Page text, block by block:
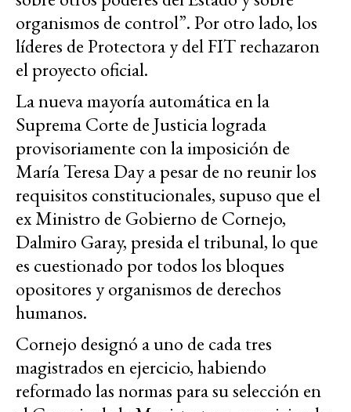
organismos de control”. Por otro lado, los
líderes de Protectora y del FIT rechazaron
el proyecto oficial.
La nueva mayoría automática en la
Suprema Corte de Justicia lograda
provisoriamente con la imposición de
María Teresa Day a pesar de no reunir los
requisitos constitucionales, supuso que el
ex Ministro de Gobierno de Cornejo,
Dalmiro Garay, presida el tribunal, lo que
es cuestionado por todos los bloques
opositores y organismos de derechos
humanos.
Cornejo designó a uno de cada tres
magistrados en ejercicio, habiendo
reformado las normas para su selección en